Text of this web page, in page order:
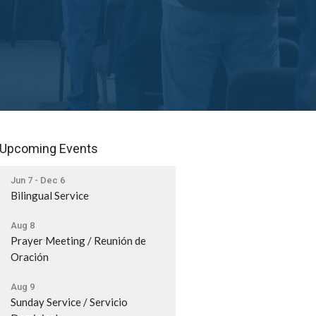
Upcoming Events
Jun 7 - Dec 6
Bilingual Service
Aug 8
Prayer Meeting / Reunión de
Oración
Aug 9
Sunday Service / Servicio